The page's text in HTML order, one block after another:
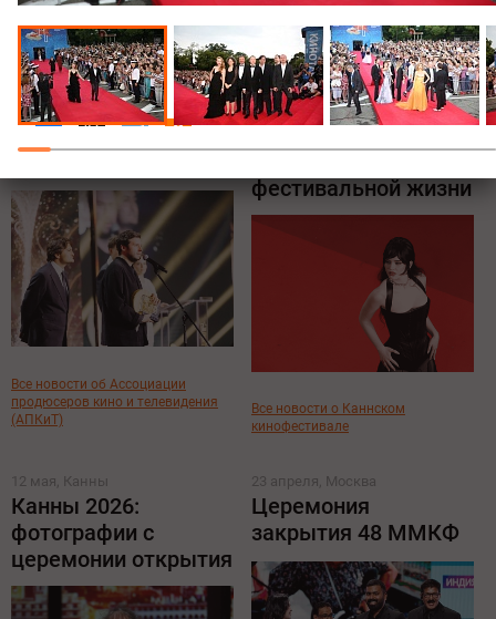
Все новости о премии Белый слон
Все новости о Каннском
кинофестивале
19 мая, Москва
Церемония вручения
Все новости об Ассоциации
продюсеров кино и телевидения
(АПКиТ)
13-15 мая, Канны
фестивальной жизни
Все новости о Каннском
кинофестивале
12 мая, Канны
Канны 2026:
фотографии с
церемонии открытия
23 апреля, Москва
Церемония
закрытия 48 ММКФ
Поделиться: